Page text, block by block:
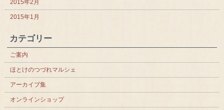
2015年2月
2015年1月
カテゴリー
ご案内
ほとけのつづれマルシェ
アーカイブ集
オンラインショップ